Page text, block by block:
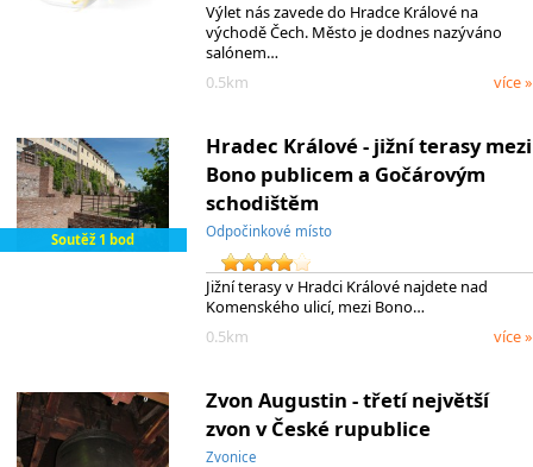
Výlet nás zavede do Hradce Králové na
východě Čech. Město je dodnes nazýváno
salónem…
0.5km
více »
Soutěž 1 bod
Hradec Králové - jižní terasy mezi
Bono publicem a Gočárovým
schodištěm
Odpočinkové místo
Jižní terasy v Hradci Králové najdete nad
Komenského ulicí, mezi Bono…
0.5km
více »
Zvon Augustin - třetí největší
zvon v České rupublice
Zvonice